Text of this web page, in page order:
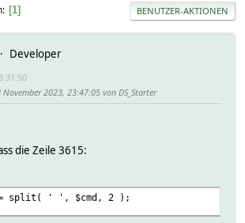
1 BENUTZER-AKTIONEN
Developer
November 2023, 23:47:05 von DS_Starter
die Zeile 3615:
= split( ' ', $cmd, 2 );